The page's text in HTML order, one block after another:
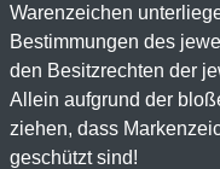
Warenzeichen
Bestimmungen des
den Besitzrechten der
Allein aufgrund der
ziehen, dass
geschützt sind!